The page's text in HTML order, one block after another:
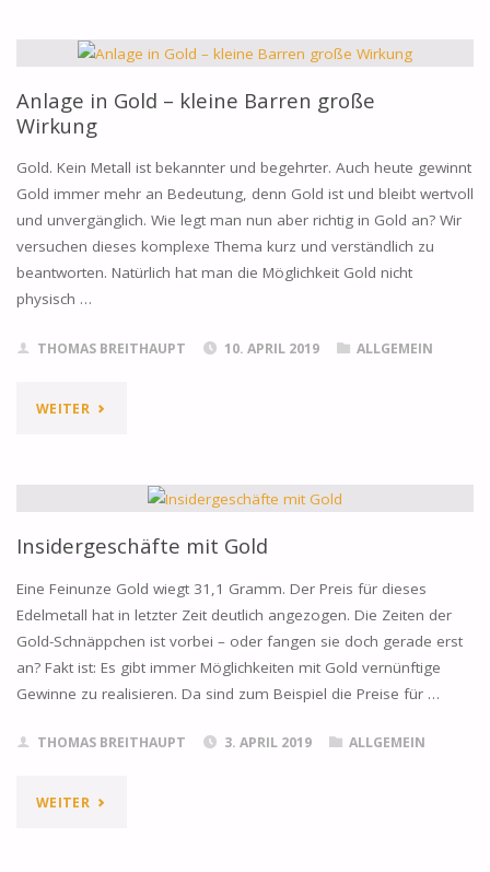
1.450
DOLLAR
PRO
KOMMT
DIE
Anlage in Gold – kleine Barren große
Wirkung
Gold. Kein Metall ist bekannter und begehrter. Auch heute gewinnt
Gold immer mehr an Bedeutung, denn Gold ist und bleibt wertvoll
und unvergänglich. Wie legt man nun aber richtig in Gold an? Wir
versuchen dieses komplexe Thema kurz und verständlich zu
beantworten. Natürlich hat man die Möglichkeit Gold nicht
physisch …
THOMAS BREITHAUPT 10. APRIL 2019 ALLGEMEIN
WEITER"ANLAGE
KLEINE
BARREN
GROSSE W
Insidergeschäfte mit Gold
Eine Feinunze Gold wiegt 31,1 Gramm. Der Preis für dieses
Edelmetall hat in letzter Zeit deutlich angezogen. Die Zeiten der
Gold-Schnäppchen ist vorbei – oder fangen sie doch gerade erst
an? Fakt ist: Es gibt immer Möglichkeiten mit Gold vernünftige
Gewinne zu realisieren. Da sind zum Beispiel die Preise für …
THOMAS BREITHAUPT 3. APRIL 2019 ALLGEMEIN
WEITER"INSIDERGESCHÄFTE